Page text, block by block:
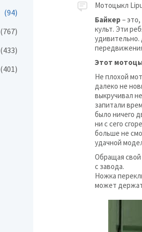
Мотоцыкл
Байкер –
культ. Эти
удивительно.
Этот
Не плохой
далеко не
выкручивал
запитали
было ничего
ни с сего
больше не
удачной
Обращая свой
с завода.
Ножка
может
(94)
(767)
(433)
(401)